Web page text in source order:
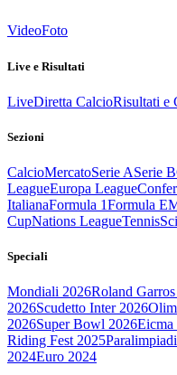
VideoFoto
Live e Risultati
LiveDiretta CalcioRisultati e
Sezioni
CalcioMercatoSerie ASerie B
LeagueEuropa League
ItalianaFormula 1Formula E
CupNations LeagueTennisSci
Speciali
Mondiali 2026Roland
2026Scudetto Inter 2026
2026Super Bowl 2026Eicma
Riding Fest 2025
2024Euro 2024